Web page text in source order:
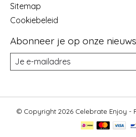
Sitemap
Cookiebeleid
Abonneer je op onze
© Copyright 2026 Celebrate Enjoy -